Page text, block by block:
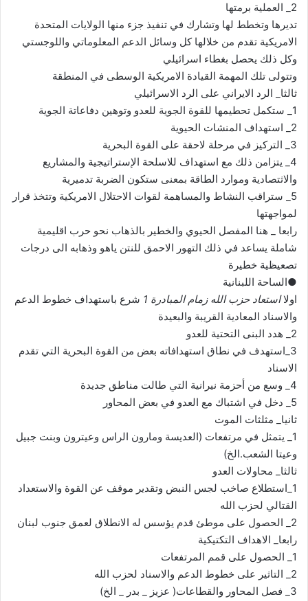
2_ العملية برمتها
تديرها وتخطط لها وتشارك في تنفيذ جزء منها الولايات المتحدة
الامريكية تقدم من خلالها كل وسائل الدعم المعلوماتي واللوجستي
وكل ذلك يحصل بغطاء اسرائيلي
وتتولى تلك المهمة القيادة الامريكية الوسطى في المنطقة
ثالثا_ الرد الايراني على الرد الاسرائيلي
1_ ستكمل تحطيمها للقوة الجوية للعدو وتوهين دفاعاتة الجوية
2_ استهداف المنشات الحيوية
3_ التركيز في مرحلة لاحقة على القوة البحرية
4_ يتزامن ذلك مع استهداف للاسلحة الإستراتيجية والمشاريع
والاثتصادية وموارد الطاقة بمعنى ستكون الضربة تدميرية
5_ ستراقب النشاط والمساهمة لقوات الاحتلال الامريكية وتتخذ قرار
لمواجهتها
رابعا _ هنا المفصل الحيوي والخطير بالذهاب نحو حرب اقليمية
شاملة يساعد في ذلك التهور الاحمق للنتن ياهو وذهابه الى درجات
تصعيظية خطيرة
●الساحة اللبنانية
اولااستعاد حزب الله زمام المبادرة 1
شرع باستهداف خطوط الدعم
والاسناد المعادية القريبة والبعيدة
2_ هدد البنى التحتية للعدو
3_استهدف في نطاق استهدافاته بعض من القوة البحرية التي تقدم
الاسناد
4_ وسع من أحزمة نيرانية التي طالت مناطق جديدة
5_ دخل في اشتباك مع العدو في بعض المحاور
ثانيا_ مثلثات الموت
1_ يتمثل في مرتفعات (العديسة ومارون الراس وعيترون وبنت جبيل
وعيتا الشعب.الخ)
ثالثا_ محاولات العدو
1_استطلاع صاخب لجس النبض وتقدير موقف عن القوة والاستعداد
القتالي لحزب الله
2_ الحصول على موطئ قدم يؤسس له الانطلاق لعمق جنوب لبنان
رابعا_ الاهداف التكتيكية
1_ الحصول على قمم المرتفعات
2_ التاثير على خطوط الدعم والاسناد لحزب الله
3_ فصل المحاور والقطاعات( عزيز _ بدر _ الخ)